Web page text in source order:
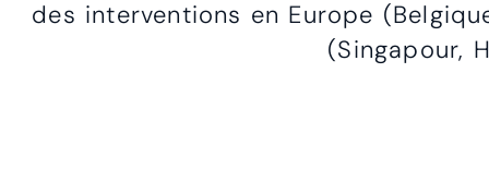
des interventions en Europe
(Singapour,